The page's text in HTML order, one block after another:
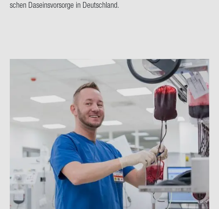
schen Da­seins­vor­sor­ge in Deutsch­land.